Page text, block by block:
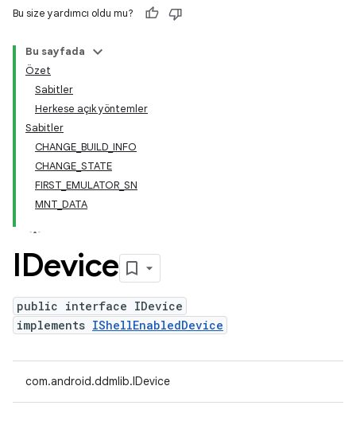
Bu size yardımcı oldu mu?
Bu sayfada
Özet
Sabitler
Herkese açık yöntemler
Sabitler
CHANGE_BUILD_INFO
CHANGE_STATE
FIRST_EMULATOR_SN
MNT_DATA
IDevice
public interface IDevice
implements IShellEnabledDevice
com.android.ddmlib.IDevice